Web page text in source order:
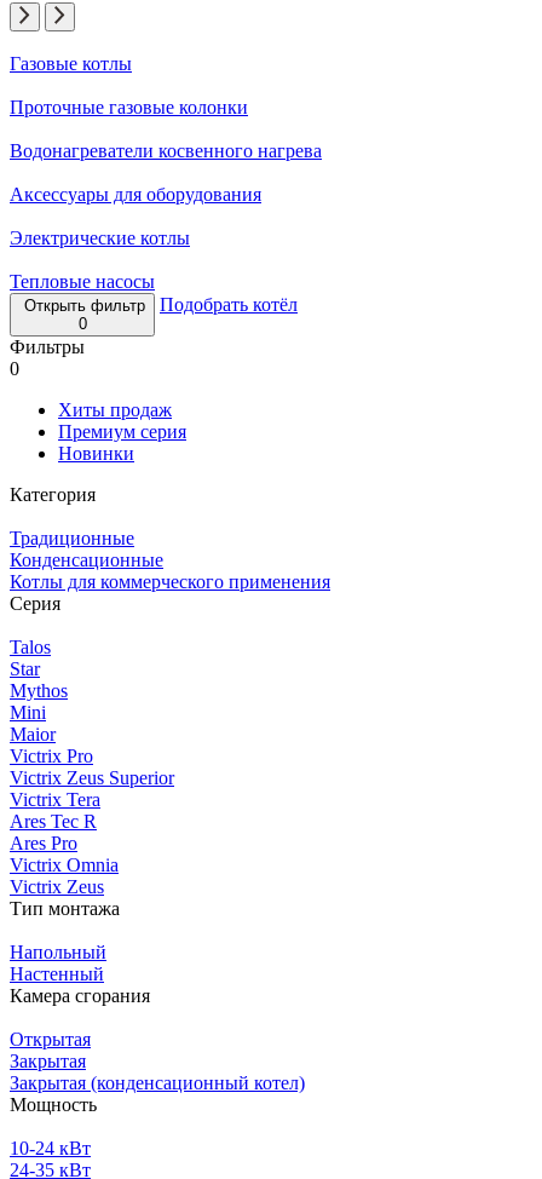
Газовые котлы
Проточные газовые колонки
Водонагреватели косвенного нагрева
Аксессуары для оборудования
Электрические котлы
Тепловые насосы
Открыть фильтр
0
Подобрать котёл
Фильтры
0
Хиты продаж
Премиум серия
Новинки
Категория
Традиционные
Конденсационные
Котлы для коммерческого применения
Серия
Talos
Star
Mythos
Mini
Maior
Victrix Pro
Victrix Zeus Superior
Victrix Tera
Ares Tec R
Ares Pro
Victrix Omnia
Victrix Zeus
Тип монтажа
Напольный
Настенный
Камера сгорания
Открытая
Закрытая
Закрытая (конденсационный котел)
Мощность
10-24 кВт
24-35 кВт